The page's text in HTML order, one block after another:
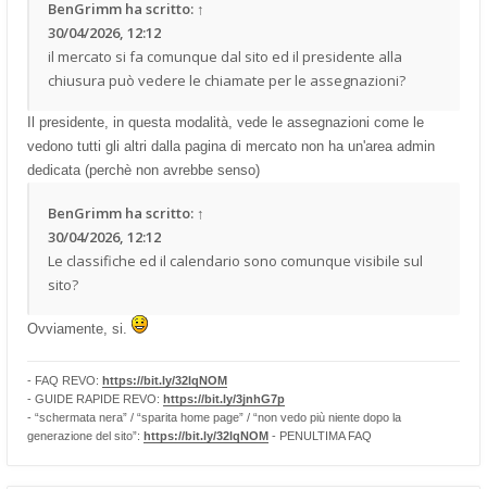
BenGrimm ha scritto: ↑
30/04/2026, 12:12
il mercato si fa comunque dal sito ed il presidente alla
chiusura può vedere le chiamate per le assegnazioni?
Il presidente, in questa modalità, vede le assegnazioni come le
vedono tutti gli altri dalla pagina di mercato non ha un'area admin
dedicata (perchè non avrebbe senso)
BenGrimm ha scritto: ↑
30/04/2026, 12:12
Le classifiche ed il calendario sono comunque visibile sul
sito?
Ovviamente, si.
- FAQ REVO: https://bit.ly/32lqNOM
- GUIDE RAPIDE REVO: https://bit.ly/3jnhG7p
- “schermata nera” / “sparita home page” / “non vedo più niente dopo la
generazione del sito”: https://bit.ly/32lqNOM - PENULTIMA FAQ